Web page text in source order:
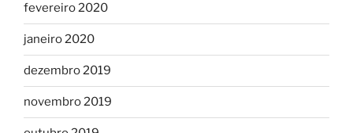
fevereiro 2020
janeiro 2020
dezembro 2019
novembro 2019